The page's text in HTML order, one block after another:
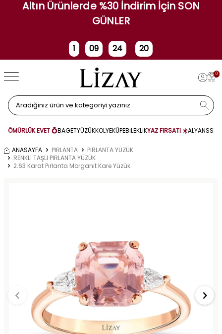
Altın Ürünlerde %30 İndirim İçin SON
GÜNLER
1
Gün
09
Saat
24 20
0
ÖMÜRLÜK EVET 💍BAGETYÜZÜKKOLYEKÜPEBİLEKLİKYAZ FIRSATI ☀️ALYANS
ANASAYFA PIRLANTA
PIRLANTA YÜZÜK
RENKLİ TAŞLI PIRLANTA YÜZÜK
2.63 Karat Pırlanta Morganit Kare Yüzük